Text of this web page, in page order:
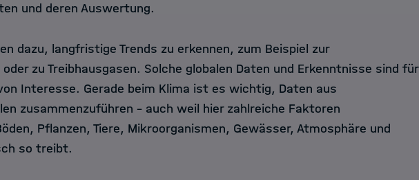
und deren Auswertung.
dazu, langfristige Trends zu erkennen, zum Beispiel zur
zu Treibhausgasen. Solche globalen Daten und Erkenntnisse sind für
Interesse. Gerade beim Klima ist es wichtig, Daten aus
zusammenzuführen – auch weil hier zahlreiche Faktoren
Pflanzen, Tiere, Mikroorganismen, Gewässer, Atmosphäre und
so treibt.